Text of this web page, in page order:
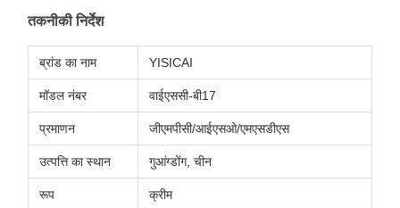
तकनीकी निर्देश
ब्रांड का नाम YISICAI
मॉडल नंबर वाईएससी-बी17
प्रमाणन जीएमपीसी/आईएसओ/एमएसडीएस
उत्पत्ति का स्थान गुआंग्डोंग, चीन
रूप क्रीम